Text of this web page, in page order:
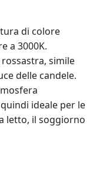
di colore
a 3000K.
simile
delle candele.
ideale per le
letto, il soggiorno